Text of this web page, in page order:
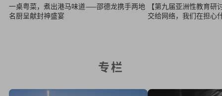
一桌粤菜，煮出港马味道——邵德龙携手两地
名厨呈献封神盛宴
【第九届亚洲性教育
交给网络，我们在担心
专栏